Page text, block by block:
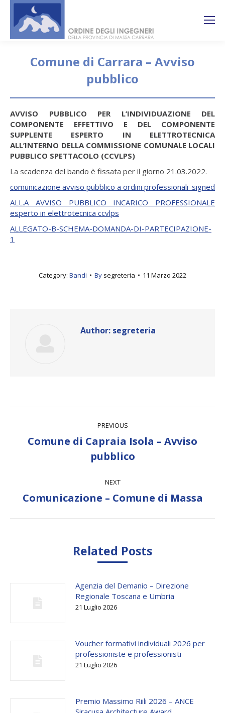
Comune di Carrara – Avviso
pubblico
AVVISO PUBBLICO PER L’INDIVIDUAZIONE DEL
COMPONENTE EFFETTIVO E DEL COMPONENTE
SUPPLENTE ESPERTO IN ELETTROTECNICA
ALL’INTERNO DELLA COMMISSIONE COMUNALE LOCALI
PUBBLICO SPETTACOLO (CCVLPS)
La scadenza del bando è fissata per il giorno 21.03.2022.
comunicazione avviso pubblico a ordini professionali_signed
ALL.A AVVISO PUBBLICO INCARICO PROFESSIONALE
esperto in elettrotecnica ccvlps
ALLEGATO-B-SCHEMA-DOMANDA-DI-PARTECIPAZIONE-
1
Category: Bandi By segreteria 11 Marzo 2022
Author: segreteria
navigation
PREVIOUS
Previous
post:
Comune di Capraia Isola – Avviso
pubblico
NEXT
Next
Comunicazione – Comune di Massa
Related Posts
Agenzia del Demanio – Direzione
Regionale Toscana e Umbria
21 Luglio 2026
Voucher formativi individuali 2026 per
professioniste e professionisti
21 Luglio 2026
Premio Massimo Riili 2026 – ANCE